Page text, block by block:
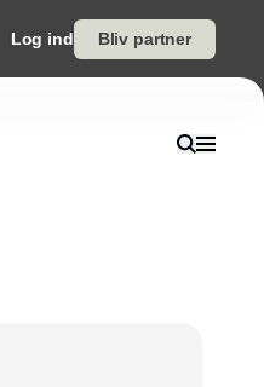
Log ind Bliv partner